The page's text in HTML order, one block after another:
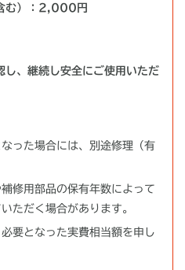
含む）：2,000円
し、継続し安全にご使用いただ
った場合には、別途修理（有
修用部品の保有年数によって
ただく場合があります。
要となった実費相当額を申し